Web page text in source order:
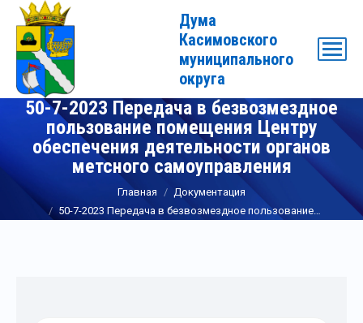
Дума
Касимовского
муниципального
округа
50-7-2023 Передача в безвозмездное
пользование помещения Центру
обеспечения деятельности органов
метсного самоуправления
Вы здесь: Главная
Документация
50-7-2023 Передача в безвозмездное пользование…